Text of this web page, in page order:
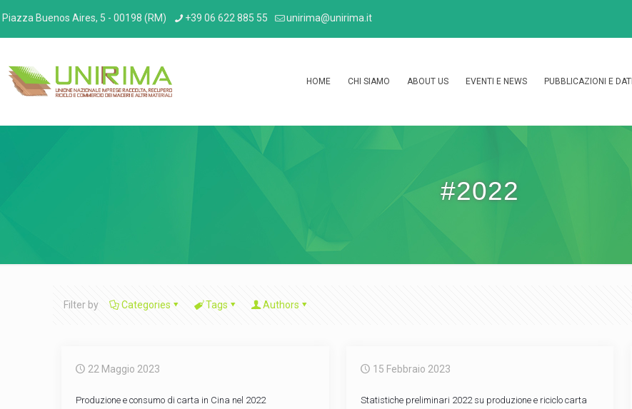
Piazza Buenos Aires, 5 - 00198 (RM) +39 06 622 885 55 unirima@unirima.it
HOME CHI SIAMO ABOUT US EVENTI E NEWS PUBBLICAZIONI E DATI
#2022
Filter by Categories Tags Authors
22 Maggio 2023
Produzione e consumo di carta in Cina nel 2022
15 Febbraio 2023
Statistiche preliminari 2022 su produzione e riciclo carta